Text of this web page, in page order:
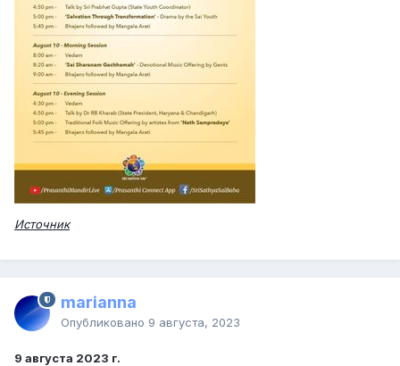
Источник
marianna
Опубликовано 9 августа, 2023
9 августа 2023 г.